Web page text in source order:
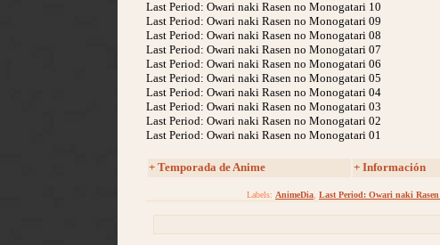
Last Period: Owari naki Rasen no Monogatari 10
Last Period: Owari naki Rasen no Monogatari 09
Last Period: Owari naki Rasen no Monogatari 08
Last Period: Owari naki Rasen no Monogatari 07
Last Period: Owari naki Rasen no Monogatari 06
Last Period: Owari naki Rasen no Monogatari 05
Last Period: Owari naki Rasen no Monogatari 04
Last Period: Owari naki Rasen no Monogatari 03
Last Period: Owari naki Rasen no Monogatari 02
Last Period: Owari naki Rasen no Monogatari 01
+ Temporada de Anime + Información
Labels: AnimeDia Last Period: Owari naki